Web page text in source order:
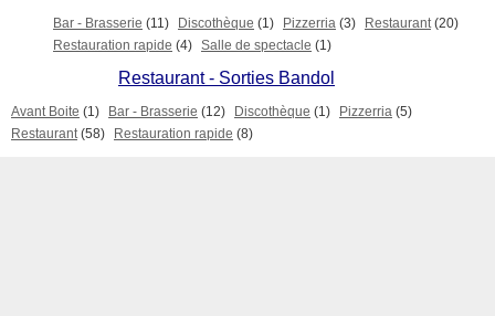
Bar - Brasserie (11) Discothèque (1) Pizzerria (3) Restaurant (20)
Restauration rapide (4) Salle de spectacle (1)
Restaurant - Sorties Bandol
Avant Boite (1) Bar - Brasserie (12) Discothèque (1) Pizzerria (5)
Restaurant (58) Restauration rapide (8)